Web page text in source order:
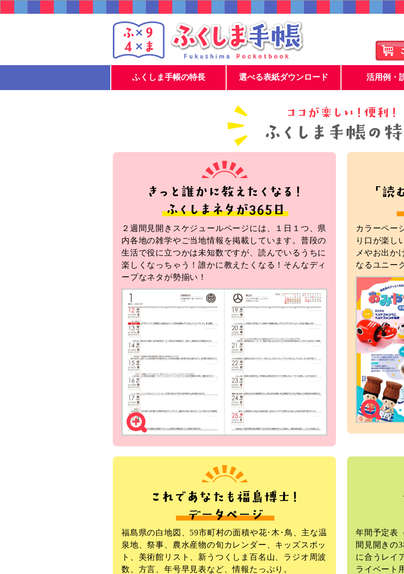
ふくしま手帳の特長 選べる表紙ダウンロード 活用例・
２週間見開きスケジュールページには、１日１つ、県
内各地の雑学やご当地情報を掲載しています。普段の
生活で役に立つかは未知数ですが、読んでいるうちに
楽しくなっちゃう！誰かに教えたくなる！そんなディ
ープなネタが勢揃い！
カラーペー
り口が楽し
メやお出か
なるユニー
福島県の白地図、59市町村の面積や花･木･鳥、主な温
泉地、祭事、農水産物の旬カレンダー、キッズスポッ
ト、美術館リスト、新うつくしま百名山、ラジオ周波
数、方言、年号早見表など、情報たっぷり。
年間予定表
間見開きの
に合うレイ
ライベート